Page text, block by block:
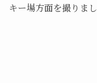
キー場方面を撮りまし